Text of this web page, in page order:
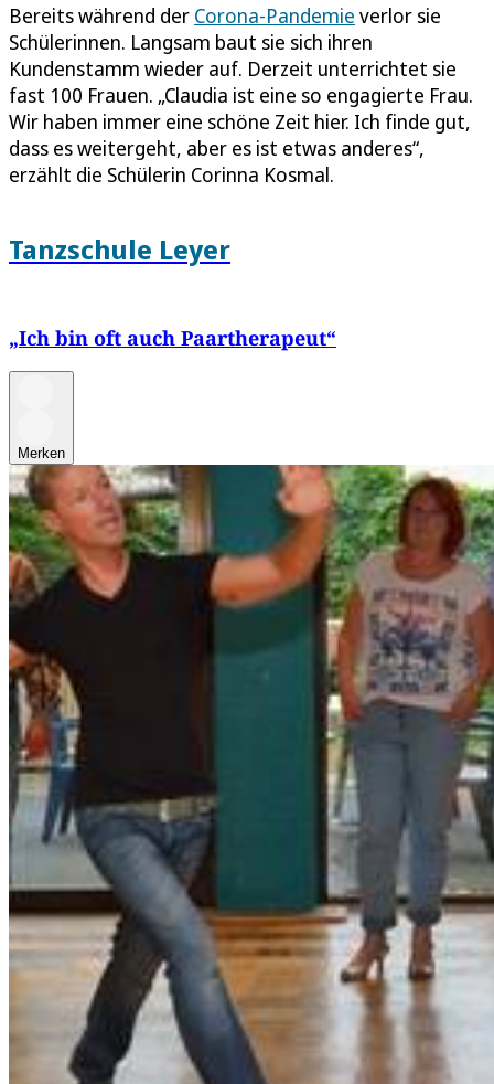
Bereits während der Corona-Pandemie verlor sie
Schülerinnen. Langsam baut sie sich ihren
Kundenstamm wieder auf. Derzeit unterrichtet sie
fast 100 Frauen. „Claudia ist eine so engagierte Frau.
Wir haben immer eine schöne Zeit hier. Ich finde gut,
dass es weitergeht, aber es ist etwas anderes“,
erzählt die Schülerin Corinna Kosmal.
Tanzschule Leyer
„Ich bin oft auch Paartherapeut“
Merken